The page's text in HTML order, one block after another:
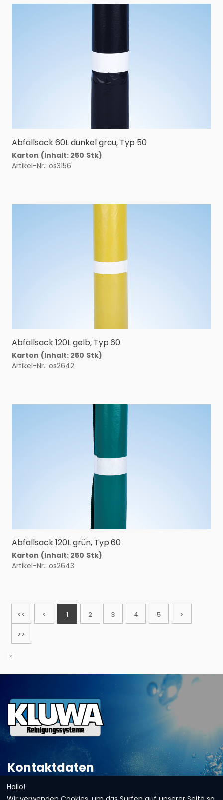
Abfallsack 60L dunkel grau, Typ 50
Karton (Inhalt: 250 Stk)
Artikel-Nr.: os3156
Abfallsack 120L gelb, Typ 60
Karton (Inhalt: 250 Stk)
Artikel-Nr.: os2642
Abfallsack 120L grün, Typ 60
Karton (Inhalt: 250 Stk)
Artikel-Nr.: os2643
<< < 1 2 3 4 5 >
>>
Kontaktdaten
Adresse:
Hallo!